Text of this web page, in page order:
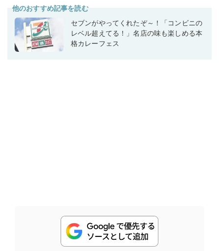
他のおすすめ記事を読む
セブンがやってくれたぞ～！「コンビニの
レベル超えてる！」名店の味も楽しめる本
格カレーフェス